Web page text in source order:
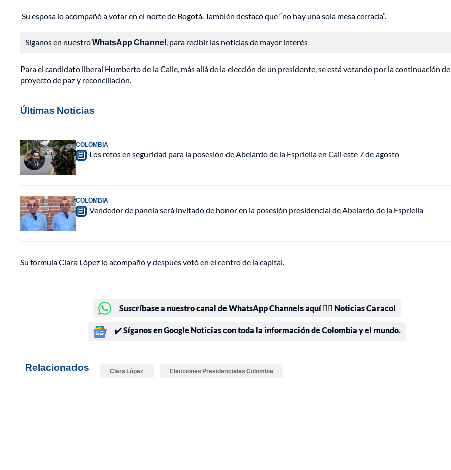
Su esposa lo acompañó a votar en el norte de Bogotá. También destacó que “no hay una sola mesa cerrada”.
Síganos en nuestroWhatsApp Channel, para recibir las noticias de mayor interés
Para el candidato liberal Humberto de la Calle, más allá de la elección de un presidente, se está votando por la continuación
proyecto de paz y reconciliación.
Últimas Noticias
COLOMBIA
Los retos en seguridad para la posesión de Abelardo de la Espriella en Cali este 7 de agosto
COLOMBIA
Vendedor de panela será invitado de honor en la posesión presidencial de Abelardo de la Espriella
Su fórmula Clara López lo acompañó y después votó en el centro de la capital.
Suscríbase a nuestro canal de WhatsApp Channels aquí 👉🏻 Noticias Caracol
✔️ Síganos en Google Noticias con toda la información de Colombia y el mundo.
Relacionados Clara López Elecciones Presidenciales Colombia